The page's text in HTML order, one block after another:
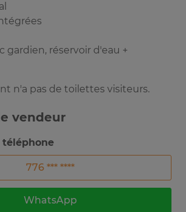
gardien, réservoir d'eau +
n'a pas de toilettes visiteurs.
vendeur
776 *** ****
WhatsApp